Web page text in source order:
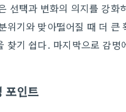
선택과 변화의 의지를 강
위기와 맞아떨어질 때 더
찾기 쉽다. 마지막으로 감
포인트